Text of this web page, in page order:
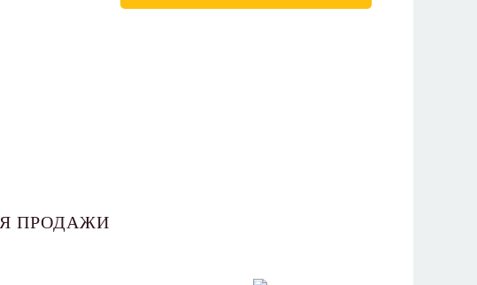
ПРОДАЖИ